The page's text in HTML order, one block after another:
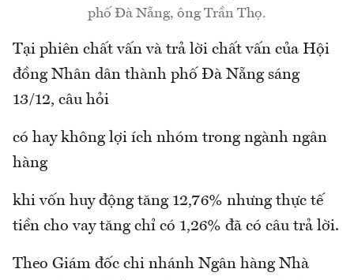
phố Đà Nẵng, ông Trần Thọ.
Tại phiên chất vấn và trả lời chất vấn của Hội
đồng Nhân dân thành phố Đà Nẵng sáng
13/12, câu hỏi
có hay không lợi ích nhóm trong ngành ngân
hàng
khi vốn huy động tăng 12,76% nhưng thực tế
tiền cho vay tăng chỉ có 1,26% đã có câu trả lời.
Theo Giám đốc chi nhánh Ngân hàng Nhà